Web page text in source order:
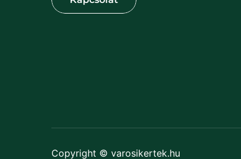
Copyright © varosikertek.hu